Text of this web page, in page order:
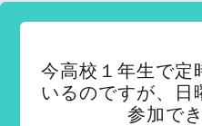
今高校１年生で定
いるのですが、日
参加で